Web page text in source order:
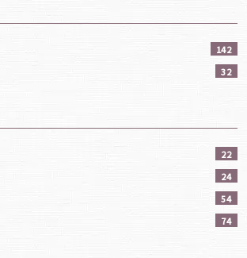
142
32
22
24
54
74